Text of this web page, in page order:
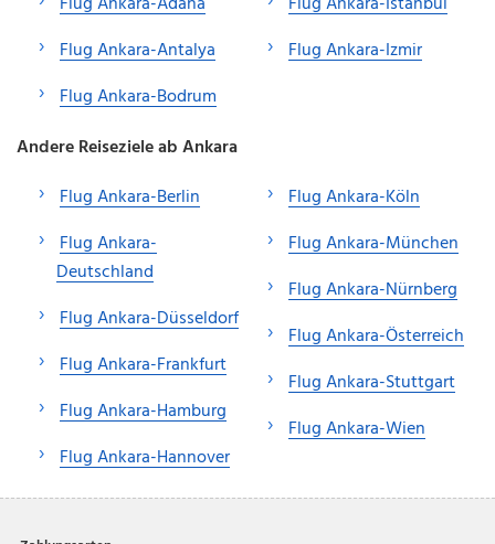
Flug Ankara-Antalya
Flug Ankara-Bodrum
Flug Ankara-Izmir
Andere Reiseziele ab Ankara
Flug Ankara-Berlin
Flug Ankara-
Deutschland
Flug Ankara-Düsseldorf
Flug Ankara-Frankfurt
Flug Ankara-Hamburg
Flug Ankara-Hannover
Flug Ankara-Köln
Flug Ankara-München
Flug Ankara-Nürnberg
Flug Ankara-Österreich
Flug Ankara-Stuttgart
Flug Ankara-Wien